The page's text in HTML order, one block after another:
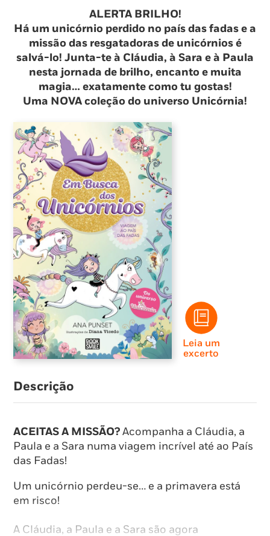
ALERTA BRILHO!
Há um unicórnio perdido no país das fadas e a
missão das resgatadoras de unicórnios é
salvá-lo! Junta-te à Cláudia, à Sara e à Paula
nesta jornada de brilho, encanto e muita
magia… exatamente como tu gostas!
Uma NOVA coleção do universo Unicórnia!
Leia um
excerto
Descrição
ACEITAS A MISSÃO?Acompanha a Cláudia, a
Paula e a Sara numa viagem incrível até ao País
das Fadas!
Um unicórnio perdeu-se… e a primavera está
em risco!
A Cláudia, a Paula e a Sara são agora